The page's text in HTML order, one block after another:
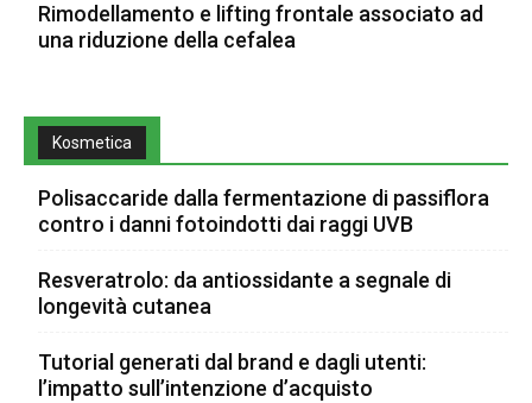
Rimodellamento e lifting frontale associato ad
una riduzione della cefalea
Kosmetica
Polisaccaride dalla fermentazione di passiflora
contro i danni fotoindotti dai raggi UVB
Resveratrolo: da antiossidante a segnale di
longevità cutanea
Tutorial generati dal brand e dagli utenti:
l’impatto sull’intenzione d’acquisto